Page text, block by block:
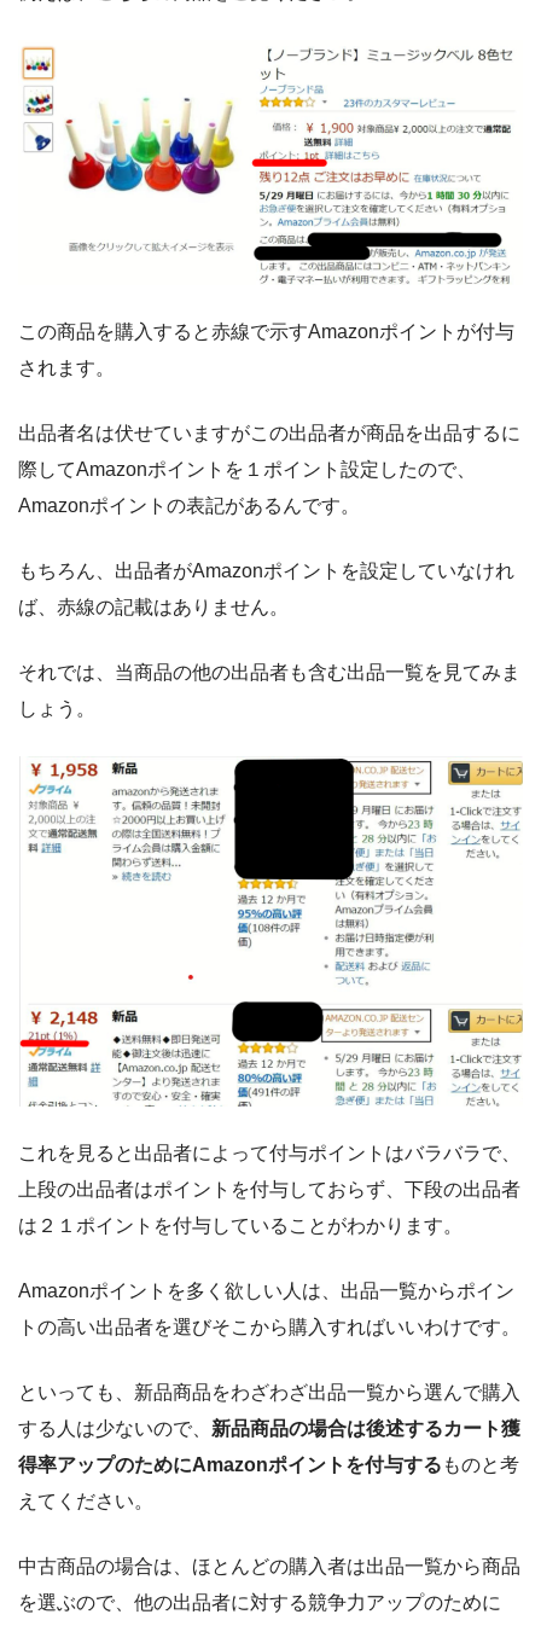
この商品を購入すると赤線で示すAmazonポイントが付与
されます。
出品者名は伏せていますがこの出品者が商品を出品するに
際してAmazonポイントを１ポイント設定したので、
Amazonポイントの表記があるんです。
もちろん、出品者がAmazonポイントを設定していなけれ
ば、赤線の記載はありません。
それでは、当商品の他の出品者も含む出品一覧を見てみま
しょう。
これを見ると出品者によって付与ポイントはバラバラで、
上段の出品者はポイントを付与しておらず、下段の出品者
は２１ポイントを付与していることがわかります。
Amazonポイントを多く欲しい人は、出品一覧からポイン
トの高い出品者を選びそこから購入すればいいわけです。
といっても、新品商品をわざわざ出品一覧から選んで購入
する人は少ないので、 新品商品の場合は後述するカート獲
得率アップのためにAmazonポイントを付与する ものと考
えてください。
中古商品の場合は、ほとんどの購入者は出品一覧から商品
を選ぶので、他の出品者に対する競争力アップのために